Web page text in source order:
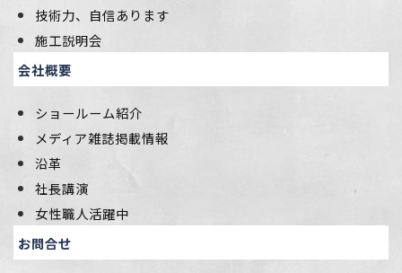
技術力、自信あります
施工説明会
会社概要
ショールーム紹介
メディア雑誌掲載情報
沿革
社長講演
女性職人活躍中
お問合せ